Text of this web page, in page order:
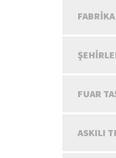
FUAR
ASKILI